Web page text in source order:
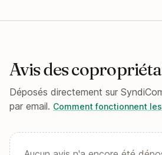
Avis des
Déposés directement sur
par email. Comment fonctionnent